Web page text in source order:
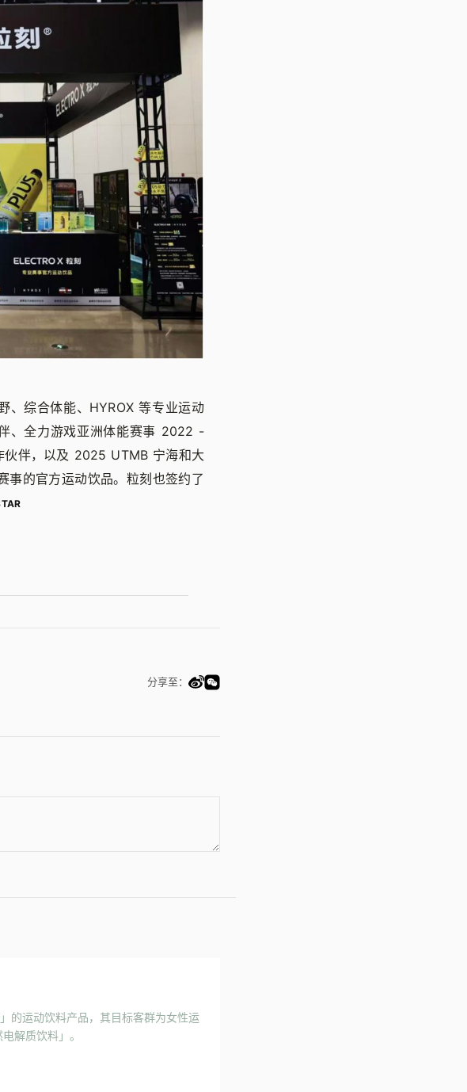
、综合体能、HYROX 等专业运动
、全力游戏亚洲体能赛事 2022 -
伴，以及 2025 UTMB 宁海和大
事的官方运动饮品。粒刻也签约了
分享至：
的运动饮料产品，其目标客群为女性运
解质饮料」。